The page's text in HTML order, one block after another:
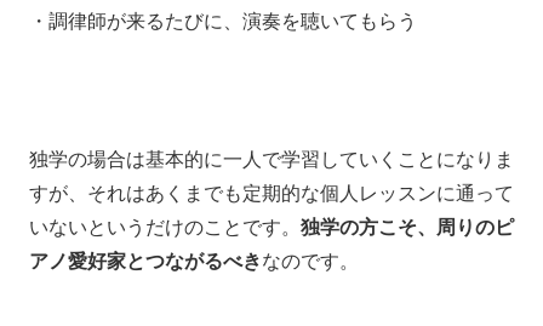
・調律師が来るたびに、演奏を聴いてもらう
独学の場合は基本的に一人で学習していくことになりま
すが、 それはあくまでも定期的な個人レッスンに通って
いないというだけのことです。 独学の方こそ、周りのピ
アノ愛好家とつながるべきなのです。